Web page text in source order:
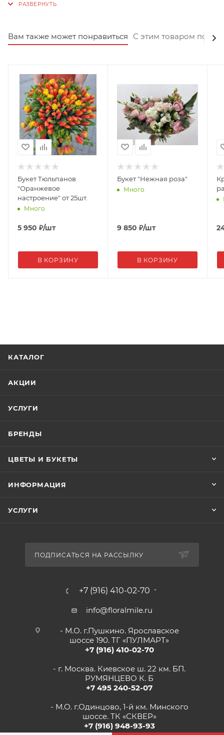
Вам также может понравиться С этим товаром
Букет Тюльпанов
"Оранжевое
настроение" от 25шт.
Много
5 950 ₽/шт
В КОРЗИНУ
Букет "Нежная роза"
Много
9 850 ₽/шт
В КОРЗИНУ
КАТАЛОГ
АКЦИИ
УСЛУГИ
БРЕНДЫ
ЦВЕТЫ И БУКЕТЫ
ИНФОРМАЦИЯ
УСЛУГИ
ПОДПИСАТЬСЯ НА РАССЫЛКУ
+7 (916) 410-02-70
info@floralmile.ru
- М.О. г.Пушкино. Ярославское
шоссе 190. ТГ «ПУЛМАРТ»
+7 (916) 410-02-70
- г. Москва. Киевское ш. 22 км. БП.
РУМЯНЦЕВО К. Б
+7 495 240-52-07
- М.О. г.Одинцово, 1-й км. Минского
шоссе. ТК «СКВЕР»
+7 (916) 948-93-93